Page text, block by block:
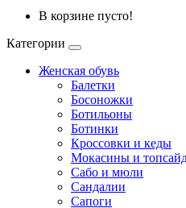
В корзине пусто!
Категории
Женская обувь
Балетки
Босоножки
Ботильоны
Ботинки
Кроссовки и кеды
Мокасины и
Сабо и мюли
Сандалии
Сапоги